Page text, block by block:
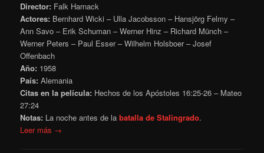
Director: Falk Harnack
Actores: Bernhard Wicki – Ulla Jacobsson – Hansjörg Felmy –
Ann Savo – Erik Schuman – Werner Hinz – Richard Münch –
Werner Peters – Paul Esser – Wilhelm Holsboer – Josef
Offenbach
Año: 1958
País: Alemania
Citas en la película: Hechos de los Apóstoles 16:25-26 – Mateo
27:24
Notas: La noche antes de labatalla de Stalingrado.
Leer más →